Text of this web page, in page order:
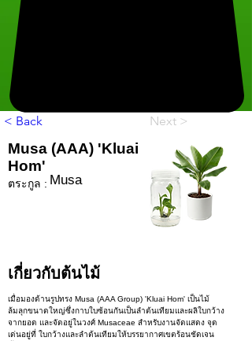
< Back Next >
Musa (AAA) 'Kluai
Hom'
ตระกูล : Musa
เกี่ยวกับต้นไม้
เมื่อมองด้านรูปทรง Musa (AAA Group) 'Kluai Hom' เป็นไม้
ล้มลุกขนาดใหญ่ซึ่งกาบใบซ้อนกันเป็นลำต้นเทียมและผลิใบกว้าง
จากยอด และจัดอยู่ในวงศ์ Musaceae สำหรับงานจัดแสดง จุด
เด่นอยู่ที่ ใบกว้างและลำต้นเทียมให้บรรยากาศเขตร้อนชัดเจน